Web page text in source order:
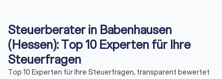
Steuerberater in Babenhausen
(Hessen): Top 10 Experten für Ihre
Steuerfragen
Top 10 Experten für Ihre Steuerfragen, transparent bewertet